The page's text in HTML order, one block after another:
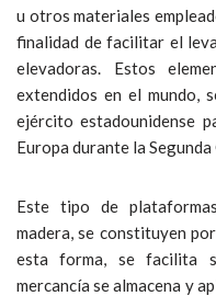
u otros materiales
finalidad de facilitar el
elevadoras. Estos
extendidos en el mundo,
ejército estadounidense
Europa durante la
Este tipo de
madera, se constituyen
esta forma, se facilita
mercancía se almacena y